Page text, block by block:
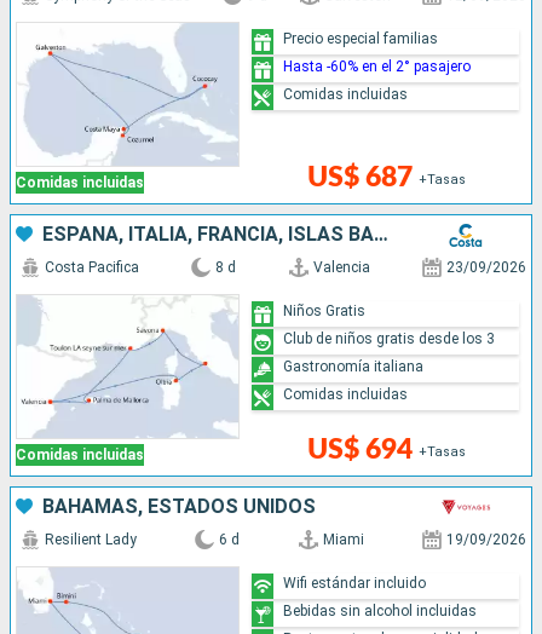
Comidas incluidas US$ 687 +Tasas
Precio especial familias
Hasta -60% en el 2° pasajero
Comidas incluidas
ESPAÑA, ITALIA, FRANCIA, ISLAS BALEARES
Comidas incluidas
Costa Pacifica 8 d Valencia 23/09/2026
US$ 694 +Tasas
Niños Gratis
Club de niños gratis desde los 3
Gastronomía italiana
Comidas incluidas
BAHAMAS, ESTADOS UNIDOS
Resilient Lady 6 d Miami 19/09/2026
Wifi estándar incluido
Bebidas sin alcohol incluidas